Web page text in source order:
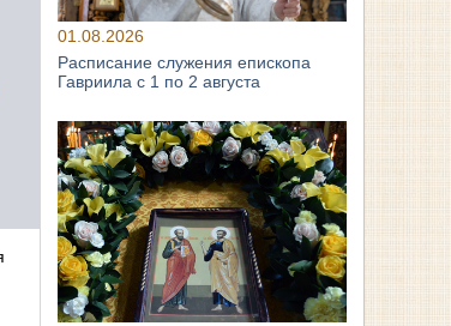
01.08.2026
Расписание служения епископа
Гавриила с 1 по 2 августа